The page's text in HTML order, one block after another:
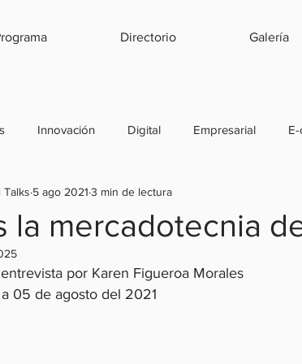
Directorio Galería
Innovación Digital Empresarial
Emprendimiento
la mercadotecnia
Talks 5 ago 2021 3 min de lectura
por Karen Figueroa Morales
05 de agosto del 2021